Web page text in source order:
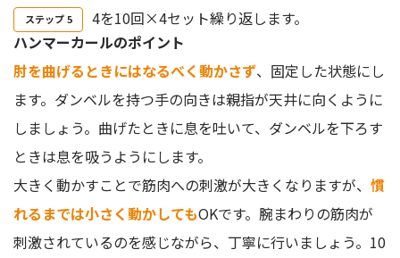
4を10回×4セット繰り返します。
ハンマーカールのポイント
肘を曲げるときにはなるべく動かさず、固定した状態にし
ます。ダンベルを持つ手の向きは親指が天井に向くように
しましょう。曲げたときに息を吐いて、ダンベルを下ろす
ときは息を吸うようにします。
大きく動かすことで筋肉への刺激が大きくなりますが、 慣
れるまでは小さく動かしてもOKです。腕まわりの筋肉が
刺激されているのを感じながら、丁寧に行いましょう。10